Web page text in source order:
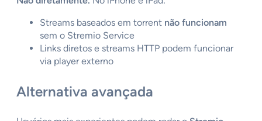
Streams baseados em torrent não funcionam
sem o Stremio Service
Links diretos e streams HTTP podem funcionar
via player externo
Alternativa avançada